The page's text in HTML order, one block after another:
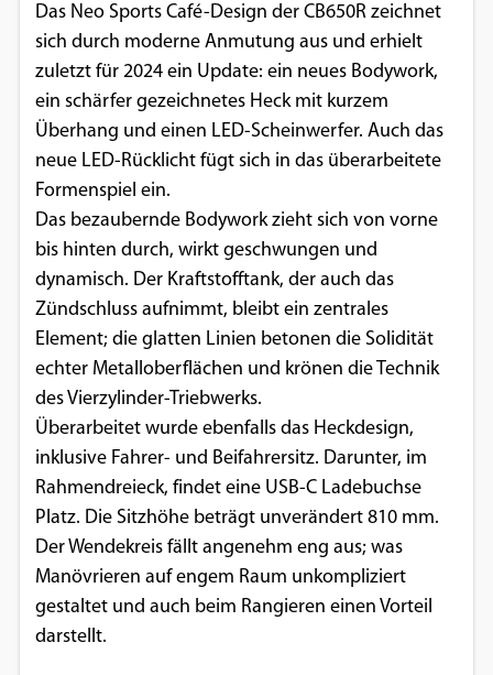
Das Neo Sports Café-Design der CB650R zeichnet
sich durch moderne Anmutung aus und erhielt
zuletzt für 2024 ein Update: ein neues Bodywork,
ein schärfer gezeichnetes Heck mit kurzem
Überhang und einen LED-Scheinwerfer. Auch das
neue LED-Rücklicht fügt sich in das überarbeitete
Formenspiel ein.
Das bezaubernde Bodywork zieht sich von vorne
bis hinten durch, wirkt geschwungen und
dynamisch. Der Kraftstofftank, der auch das
Zündschluss aufnimmt, bleibt ein zentrales
Element; die glatten Linien betonen die Solidität
echter Metalloberflächen und krönen die Technik
des Vierzylinder-Triebwerks.
Überarbeitet wurde ebenfalls das Heckdesign,
inklusive Fahrer- und Beifahrersitz. Darunter, im
Rahmendreieck, findet eine USB-C Ladebuchse
Platz. Die Sitzhöhe beträgt unverändert 810 mm.
Der Wendekreis fällt angenehm eng aus; was
Manövrieren auf engem Raum unkompliziert
gestaltet und auch beim Rangieren einen Vorteil
darstellt.